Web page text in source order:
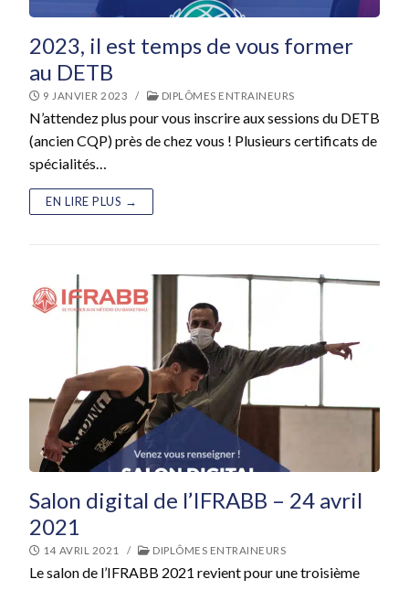
2023, il est temps de vous former
au DETB
9 JANVIER 2023 / DIPLÔMES ENTRAINEURS
N’attendez plus pour vous inscrire aux sessions du DETB
(ancien CQP) près de chez vous ! Plusieurs certificats de
spécialités…
EN LIRE PLUS →
Salon digital de l’IFRABB – 24 avril
2021
14 AVRIL 2021 / DIPLÔMES ENTRAINEURS
Le salon de l’IFRABB 2021 revient pour une troisième